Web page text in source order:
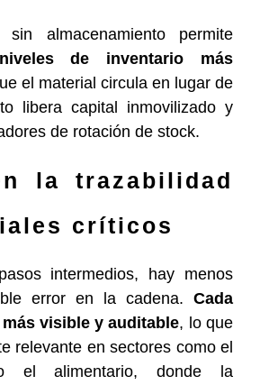
sin almacenamiento permite
de inventario más
el material circula en lugar de
libera capital inmovilizado y
de rotación de stock.
la trazabilidad
críticos
intermedios, hay menos
error en la cadena. Cada
visible y auditable, lo que
relevante en sectores como el
o el alimentario, donde la